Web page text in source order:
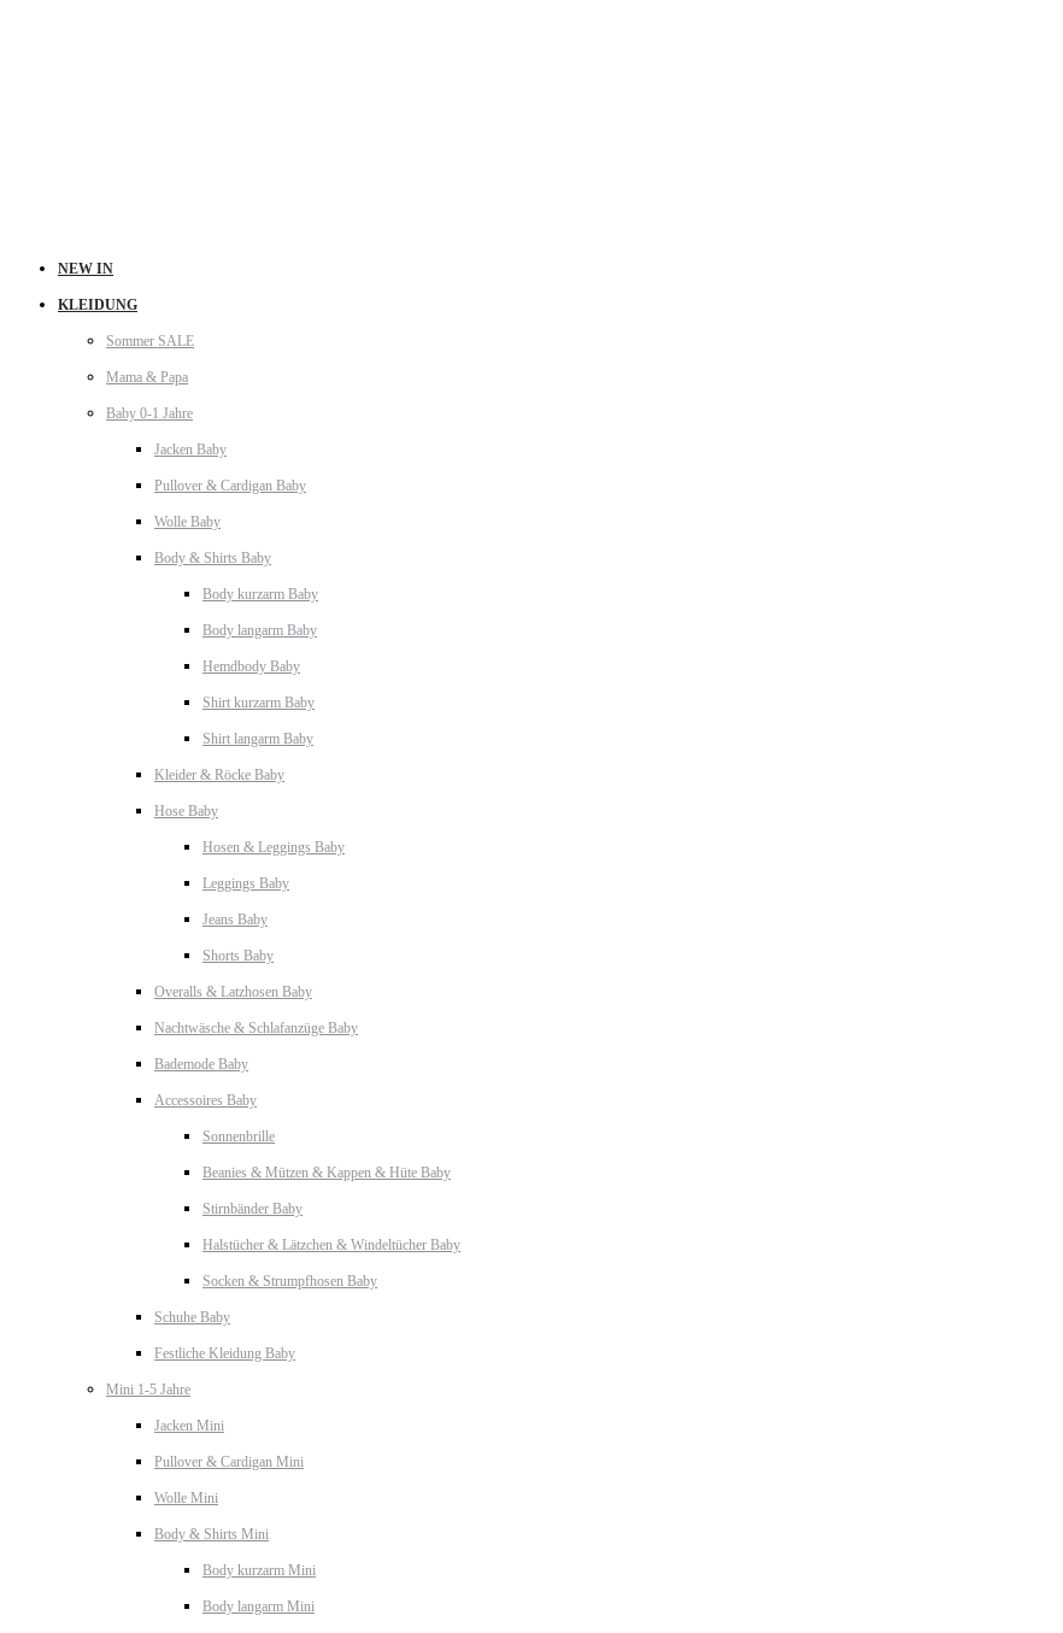
NEW IN
KLEIDUNG
Sommer SALE
Mama & Papa
Baby 0-1 Jahre
Jacken Baby
Pullover & Cardigan Baby
Wolle Baby
Body & Shirts Baby
Body kurzarm Baby
Body langarm Baby
Hemdbody Baby
Shirt kurzarm Baby
Shirt langarm Baby
Kleider & Röcke Baby
Hose Baby
Hosen & Leggings Baby
Leggings Baby
Jeans Baby
Shorts Baby
Overalls & Latzhosen Baby
Nachtwäsche & Schlafanzüge Baby
Bademode Baby
Accessoires Baby
Sonnenbrille
Beanies & Mützen & Kappen & Hüte Baby
Stirnbänder Baby
Halstücher & Lätzchen & Windeltücher Baby
Socken & Strumpfhosen Baby
Schuhe Baby
Festliche Kleidung Baby
Mini 1-5 Jahre
Jacken Mini
Pullover & Cardigan Mini
Wolle Mini
Body & Shirts Mini
Body kurzarm Mini
Body langarm Mini